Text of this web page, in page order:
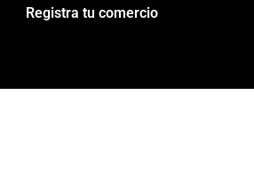
Registra tu comercio